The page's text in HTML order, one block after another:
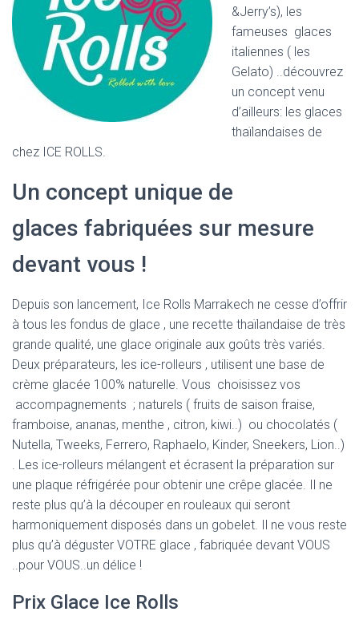
&Jerry’s), les
fameuses glaces
italiennes ( les
Gelato) ..découvrez
un concept venu
d’ailleurs: les glaces
thaïlandaises de
chez ICE ROLLS.
Un concept unique de
glaces fabriquées sur mesure
devant vous !
Depuis son lancement, Ice Rolls Marrakech ne cesse d’offrir
à tous les fondus de glace , une recette thaïlandaise de très
grande qualité, une glace originale aux goûts très variés.
Deux préparateurs, les ice-rolleurs , utilisent une base de
crème glacée 100% naturelle. Vous choisissez vos
accompagnements ; naturels ( fruits de saison fraise,
framboise, ananas, menthe , citron, kiwi..) ou chocolatés (
Nutella, Tweeks, Ferrero, Raphaelo, Kinder, Sneekers, Lion..)
. Les ice-rolleurs mélangent et écrasent la préparation sur
une plaque réfrigérée pour obtenir une crêpe glacée. Il ne
reste plus qu’à la découper en rouleaux qui seront
harmoniquement disposés dans un gobelet. Il ne vous reste
plus qu’à déguster VOTRE glace , fabriquée devant VOUS
..pour VOUS..un délice !
Prix Glace Ice Rolls